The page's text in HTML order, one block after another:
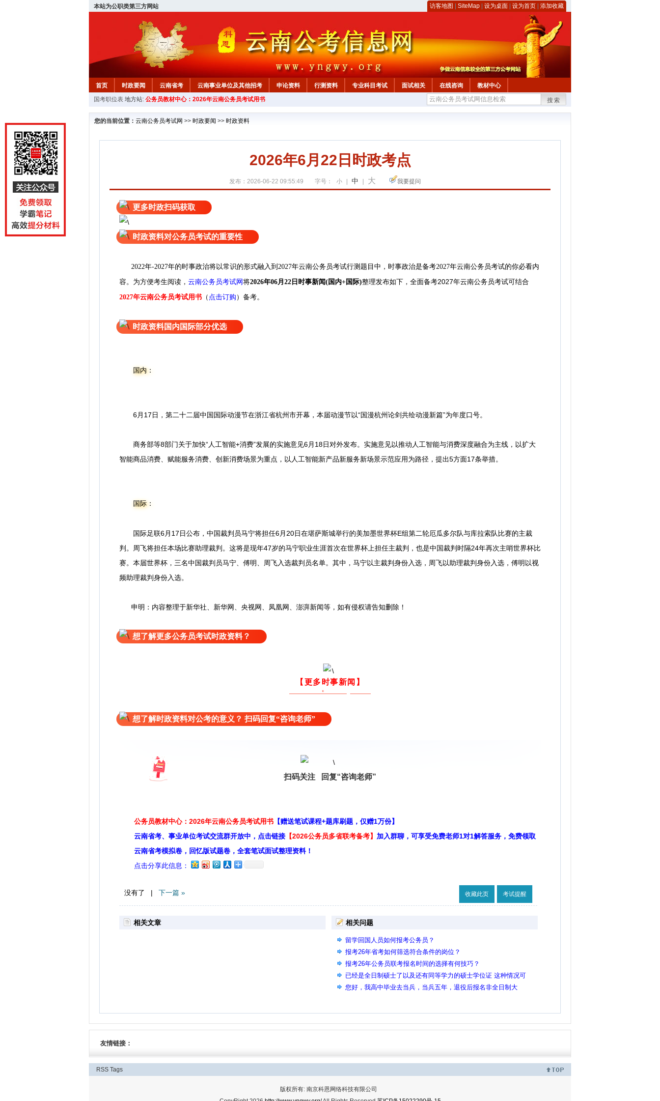
本站为公职类第三方网站 访客地图 SiteMap 设为桌面 设为首页 添加收藏
首页 时政要闻 云南省考 云南事业单位及其他招考 申论资料 行测资料 专业科目考试 面试相关 在线咨询
教材中心
国考职位表 地方站: 公务员教材中心：2026年云南公务员考试用书 搜索
您的当前位置： 云南公务员考试网 >> 时政要闻 >> 时政资料
2026年6月22日时政考点
发布：2026-06-22 09:55:49 字号： 小 中 大 我要提问
更多时政扫码获取
时政资料对公务员考试的重要性
2022年-2027年的时事政治将以常识的形式融入到2027年云南公务员考试行测题目中，时事政治是备考2027年云南公务员考试的你必看内
容。为方便考生阅读 ， 云南公务员考试网将2026年06月22日 时事新闻(国内+国际)整理发布如下，全面备考2027年云南公务员考试可结合
2027年云南公务员考试用书 （ 点击订购） 备考。
时政资料国内国际部分优选
国内：
6月17日，第二十二届中国国际动漫节在浙江省杭州市开幕，本届动漫节以“国漫杭州论剑共绘动漫新篇”为年度口号。
商务部等8部门关于加快“人工智能+消费”发展的实施意见6月18日对外发布。实施意见以推动人工智能与消费深度融合为主线，以扩大
智能商品消费、赋能服务消费、创新消费场景为重点，以人工智能新产品新服务新场景示范应用为路径，提出5方面17条举措。
国际：
国际足联6月17日公布，中国裁判员马宁将担任6月20日在堪萨斯城举行的美加墨世界杯E组第二轮厄瓜多尔队与库拉索队比赛的主裁
判。周飞将担任本场比赛助理裁判。这将是现年47岁的马宁职业生涯首次在世界杯上担任主裁判，也是中国裁判时隔24年再次主哨世界杯比
赛。本届世界杯，三名中国裁判员马宁、傅明、周飞入选裁判员名单。其中，马宁以主裁判身份入选，周飞以助理裁判身份入选，傅明以视
频助理裁判身份入选。
申明：内容整理于新华社、新华网、央视网、凤凰网、澎湃新闻等，如有侵权请告知删除！
想了解更多公务员考试时政资料？
【更多时事新闻】
想了解时政资料对公考的意义？ 扫码回复“咨询老师”
扫码关注 回复“咨询老师”
公务员教材中心：2026年云南公务员考试用书 【赠送笔试课程+题库刷题，仅赠1万份】
云南省考、事业单位考试交流群开放中，点击链接 【2026公务员多省联考备考】 加入群聊，可享受免费老师1对1解答服务，免费领取
云南省考模拟卷，回忆版试题卷，全套笔试面试整理资料！
点击分享此信息：
没有了 | 下一篇 » 收藏此页 考试提醒
相关文章 相关问题
留学回国人员如何报考公务员？
报考26年省考如何筛选符合条件的岗位？
报考26年公务员联考报名时间的选择有何技巧？
已经是全日制硕士了以及还有同等学力的硕士学位证 这种情况可
以用同等学力的专业报考要求是硕士的岗吗？
您好，我高中毕业去当兵，当兵五年，退役后报名非全日制大
友情链接：
RSS Tags
版权所有: 南京科恩网络科技有限公司